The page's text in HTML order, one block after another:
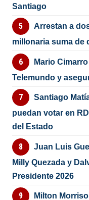
Santiago
Arrestan a
millonaria suma de
Mario
Telemundo y
Santiago
puedan votar en
del Estado
Juan Luis
Milly Quezada y
Presidente 2026
Milton